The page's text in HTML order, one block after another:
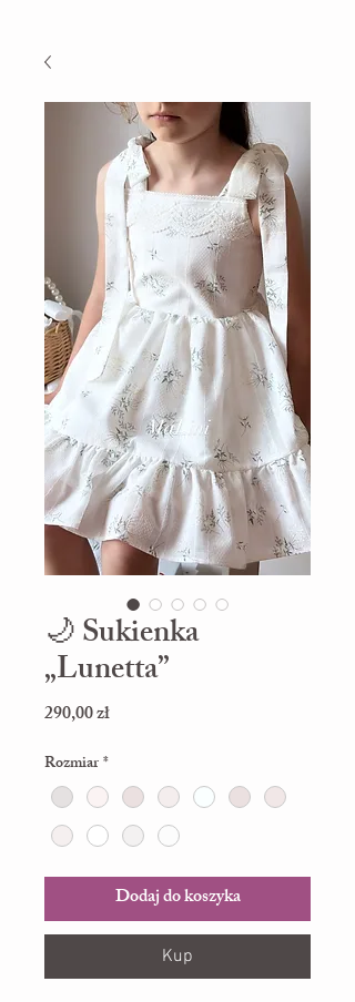
🌙 Sukienka
„Lunetta”
290,00 złCena
Rozmiar*
Dodaj do koszyka
Kup